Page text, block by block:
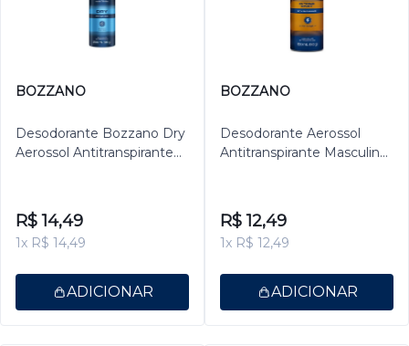
BOZZANO
Desodorante Bozzano Dry
Aerossol Antitranspirante
R$ 14,49
1x R$ 14,49
ADICIONAR
BOZZANO
Desodorante Aerossol
Antitranspirante Masculino
R$ 12,49
1x R$ 12,49
ADICIONAR